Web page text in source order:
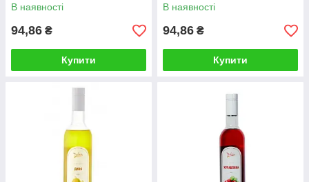
В наявності
94,86 ₴
Купити
В наявності
94,86 ₴
Купити